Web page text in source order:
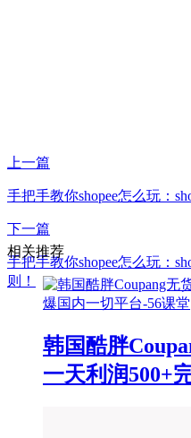
上一篇
手把手教你shopee怎么玩：
下一篇
手把手教你shopee怎么玩：
则！
相关推荐
韩国酷胖
一天利润500+